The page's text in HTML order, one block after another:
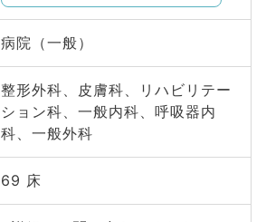
病院（一般）
整形外科、皮膚科、リハビリテー
ション科、一般内科、呼吸器内
科、一般外科
69 床